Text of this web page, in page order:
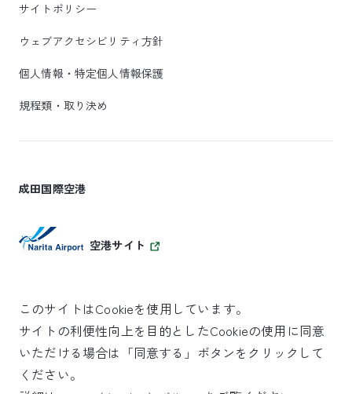
サイトポリシー
ウェブアクセシビリティ方針
個人情報・特定個人情報保護
規程類・取り決め
成田国際空港
空港サイト
SKYTRAX
5スターエアポート
このサイトはCookieを使用しています。
サイトの利便性向上を目的としたCookieの使用に同意
いただける場合は「同意する」ボタンをクリックして
ください。